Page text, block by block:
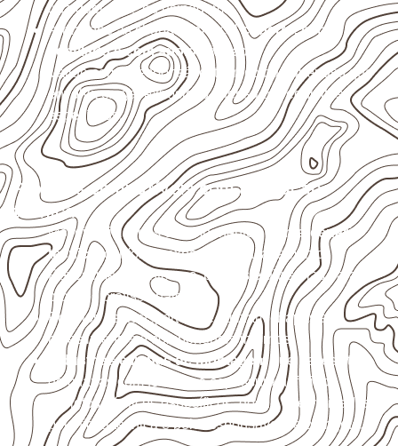
qualquer corte ou usinagem.
Armazene as chapas em localcoberto, seco,
ventilado e com apoio nivelado
Valide com o responsável técnico qualquer uso que
envolva carga, exposição intensa ou requisitos
específicos.
Projetos compatíveis com avaliação
técnica
Móveis, divisórias e componentes de
marcenaria
técnica
, conforme exposição e acabamento.
Revestimentos internos, painéis e divisórias para
projetos profissionais.
Projetos de transporte que utilizam chapas em
revestimentos e componentes internos.
Indústrias e linhas de montagem que necessitam
de chapas com formato e espessura definidos.
Projetos náuticos específicos, desde que validados
pela ficha técnica e pelo responsável pelo projeto.